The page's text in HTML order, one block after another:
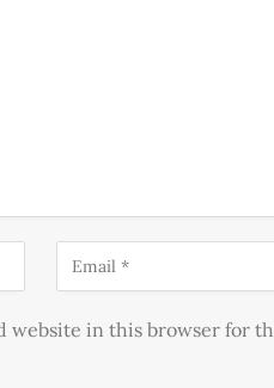
website in this browser for